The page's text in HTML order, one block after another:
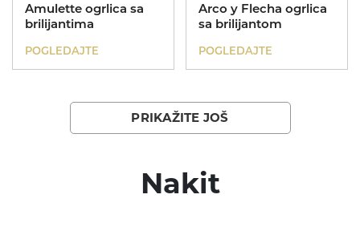
Amulette ogrlica sa
brilijantima
POGLEDAJTE
Arco y Flecha ogrlica
sa brilijantom
POGLEDAJTE
PRIKAŽITE JOŠ
Nakit